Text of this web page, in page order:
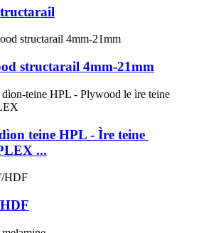
structarail 4mm-21mm
teine ​​​​HPL - Ìre teine
...